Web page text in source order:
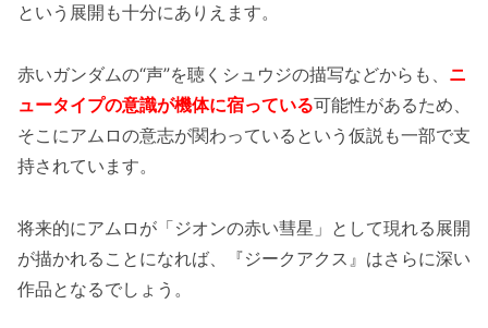
という展開も十分にありえます。
赤いガンダムの“声”を聴くシュウジの描写などからも、 ニ
ュータイプの意識が機体に宿っている可能性があるため、
そこにアムロの意志が関わっているという仮説も一部で支
持されています。
将来的にアムロが「ジオンの赤い彗星」として現れる展開
が描かれることになれば、『ジークアクス』はさらに深い
作品となるでしょう。